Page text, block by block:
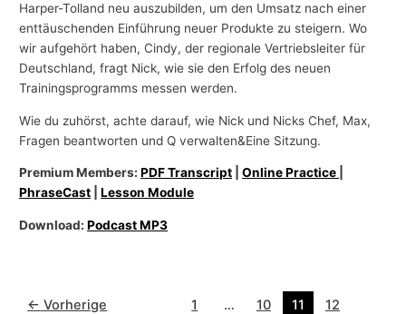
Harper-Tolland neu auszubilden, um den Umsatz nach einer
enttäuschenden Einführung neuer Produkte zu steigern. Wo
wir aufgehört haben, Cindy, der regionale Vertriebsleiter für
Deutschland, fragt Nick, wie sie den Erfolg des neuen
Trainingsprogramms messen werden.
Wie du zuhörst, achte darauf, wie Nick und Nicks Chef, Max,
Fragen beantworten und Q verwalten&Eine Sitzung.
Premium Members:PDF Transcript |Online Practice
PhraseCast |Lesson Module
Download:Podcast MP3
← Vorherige 1 … 10 11
12